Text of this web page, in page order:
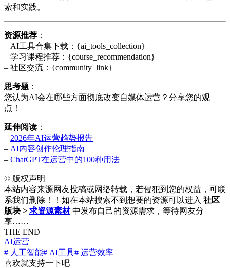
索和实践。
资源推荐 ：
– AI工具合集下载：{ai_tools_collection}
– 学习课程推荐：{course_recommendation}
– 社区交流：{community_link}
思考题 ：
您认为AI会在哪些方面彻底改变自媒体运营？分享您的观
点！
延伸阅读 ：
– 2026年AI运营趋势报告
– AI内容创作伦理指南
– ChatGPT在运营中的100种用法
© 版权声明
本站内容来源网友投稿或网络转载，若侵犯到您的权益，可联
系我们删除！！如在本站搜索不到想要的资源可以进入 社区
版块 > 求资源素材 中发布自己的资源需求，等待网友分
享……
THE END
AI运营
# 人工智能# AI工具# 运营效率
喜欢就支持一下吧